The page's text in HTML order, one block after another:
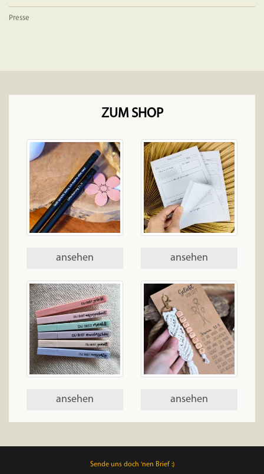
Presse
ZUM SHOP
ansehen ansehen
ansehen ansehen
Sende uns doch 'nen Brief :)